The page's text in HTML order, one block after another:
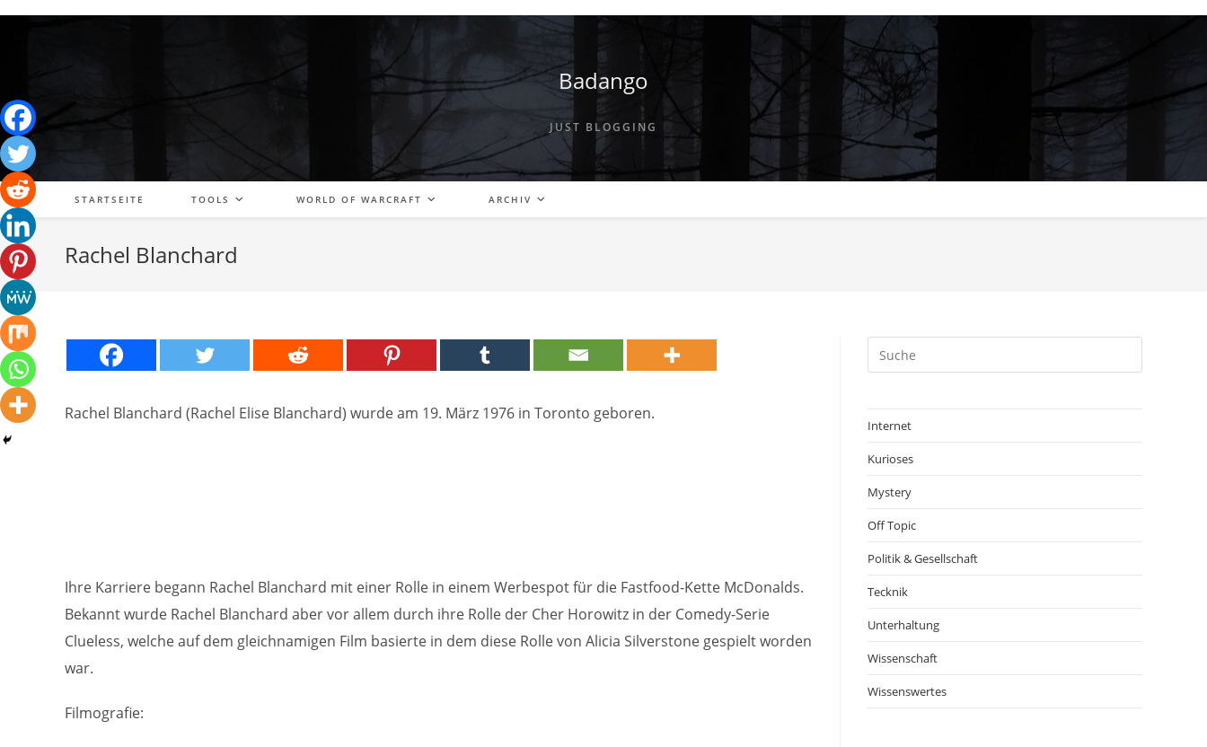
Badango
JUST BLOGGING
STARTSEITE TOOLS WORLD OF WARCRAFT ARCHIV
Rachel Blanchard
Rachel Blanchard (Rachel Elise Blanchard) wurde am 19. März 1976 in Toronto geboren.
Ihre Karriere begann Rachel Blanchard mit einer Rolle in einem Werbespot für die Fastfood-Kette McDonalds.
Bekannt wurde Rachel Blanchard aber vor allem durch ihre Rolle der Cher Horowitz in der Comedy-Serie
Clueless, welche auf dem gleichnamigen Film basierte in dem diese Rolle von Alicia Silverstone gespielt worden
war.
Filmografie:
Internet
Kurioses
Mystery
Off Topic
Politik & Gesellschaft
Tecknik
Unterhaltung
Wissenschaft
Wissenswertes